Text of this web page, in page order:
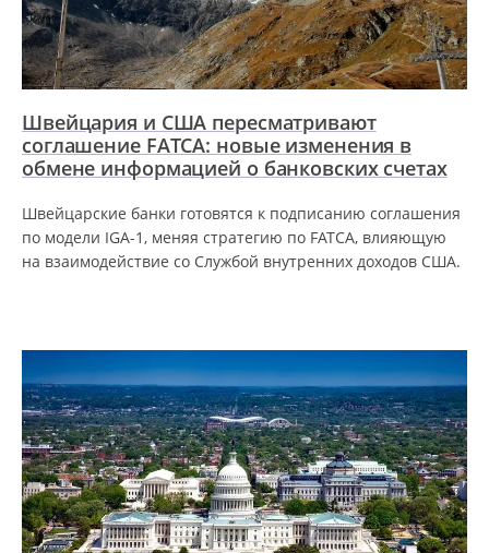
Швейцария и США пересматривают
соглашение FATCA: новые изменения в
обмене информацией о банковских счетах
Швейцарские банки готовятся к подписанию соглашения
по модели IGA-1, меняя стратегию по FATCA, влияющую
на взаимодействие со Службой внутренних доходов США.